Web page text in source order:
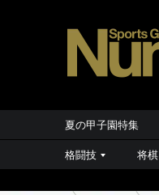
夏の甲子園特集
格闘技 将棋